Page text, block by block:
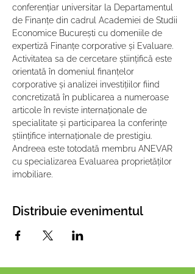
conferențiar universitar la Departamentul
de Finanțe din cadrul Academiei de Studii
Economice București cu domeniile de
expertiză Finanțe corporative și Evaluare.
Activitatea sa de cercetare științifică este
orientată în domeniul finanțelor
corporative și analizei investițiilor fiind
concretizată în publicarea a numeroase
articole în reviste internaționale de
specialitate și participarea la conferințe
științifice internaționale de prestigiu.
Andreea este totodată membru ANEVAR
cu specializarea Evaluarea proprietăților
imobiliare.
Distribuie evenimentul